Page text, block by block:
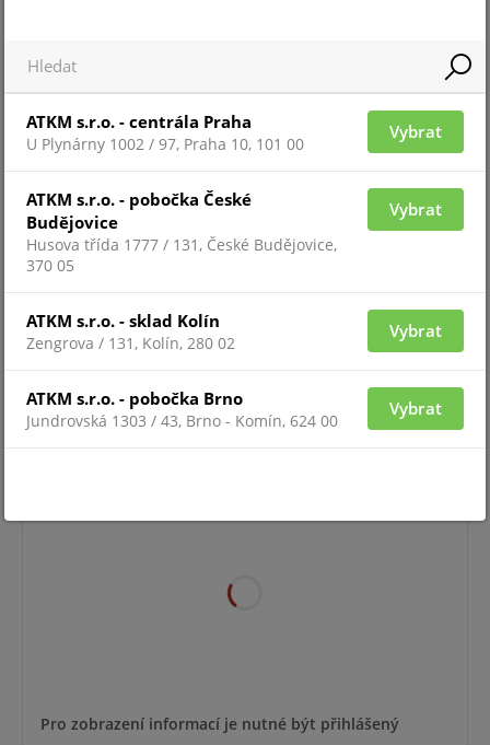
Pro zobrazení informací je nutné být přihlášený
ATKM s.r.o. - centrála Praha
U Plynárny 1002 / 97, Praha 10, 101 00
Vybrat
ATKM s.r.o. - pobočka České
Budějovice
Husova třída 1777 / 131, České Budějovice,
370 05
Vybrat
ATKM s.r.o. - sklad Kolín
Zengrova / 131, Kolín, 280 02
Vybrat
ATKM s.r.o. - pobočka Brno
Jundrovská 1303 / 43, Brno - Komín, 624 00
Vybrat